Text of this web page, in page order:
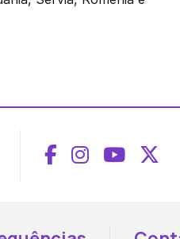
Aceder ao
Aceder